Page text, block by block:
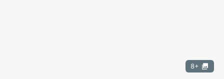
8+